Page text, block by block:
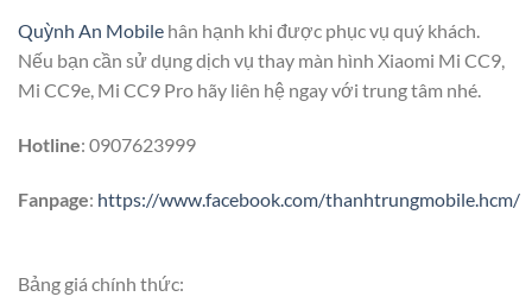
Quỳnh An Mobile hân hạnh khi được phục vụ quý khách.
Nếu bạn cần sử dụng dịch vụ thay màn hình Xiaomi Mi CC9,
Mi CC9e, Mi CC9 Pro hãy liên hệ ngay với trung tâm nhé.
Hotline: 0907623999
Fanpage: https://www.facebook.com/thanhtrungmobile.hcm/
Bảng giá chính thức: